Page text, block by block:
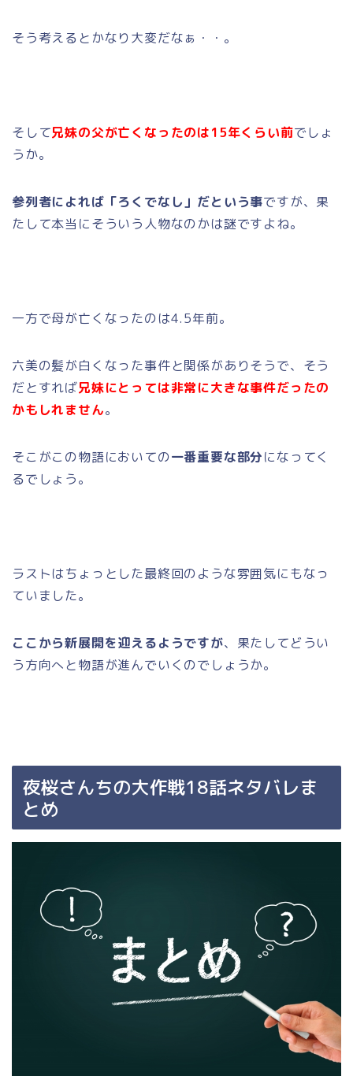
そう考えるとかなり大変だなぁ・・。
そして兄妹の父が亡くなったのは15年くらい前でしょ
うか。
参列者によれば「ろくでなし」だという事ですが、果
たして本当にそういう人物なのかは謎ですよね。
一方で母が亡くなったのは4.5年前。
六美の髪が白くなった事件と関係がありそうで、そう
だとすれば兄妹にとっては非常に大きな事件だったの
かもしれません。
そこがこの物語においての一番重要な部分になってく
るでしょう。
ラストはちょっとした最終回のような雰囲気にもなっ
ていました。
ここから新展開を迎えるようですが、果たしてどうい
う方向へと物語が進んでいくのでしょうか。
夜桜さんちの大作戦18話ネタバレま
とめ